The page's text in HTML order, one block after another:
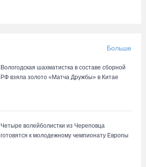
Больше
Вологодская шахматистка в составе сборной
РФ взяла золото «Матча Дружбы» в Китае
Четыре волейболистки из Череповца
готовятся к молодежному чемпионату Европы